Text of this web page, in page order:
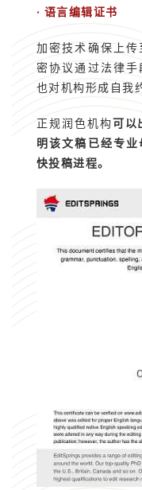
· 语言编辑证书
加密技术确保上
密协议通过法律手
也对机构形成自我
正规润色机构可以
明该文稿已经专
快投稿进程。